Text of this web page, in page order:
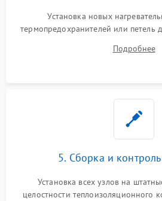
Установка новых
термопредохранителей или петель
выгоревших реле,
Подробнее
5. Сборка и
Установка всех узлов на
целостности теплоизоляционного